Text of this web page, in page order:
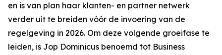
en is van plan haar klanten- en partner netwerk
verder uit te breiden vóór de invoering van de
regelgeving in 2026. Om deze volgende groeifase te
leiden, is Jop Dominicus benoemd tot Business